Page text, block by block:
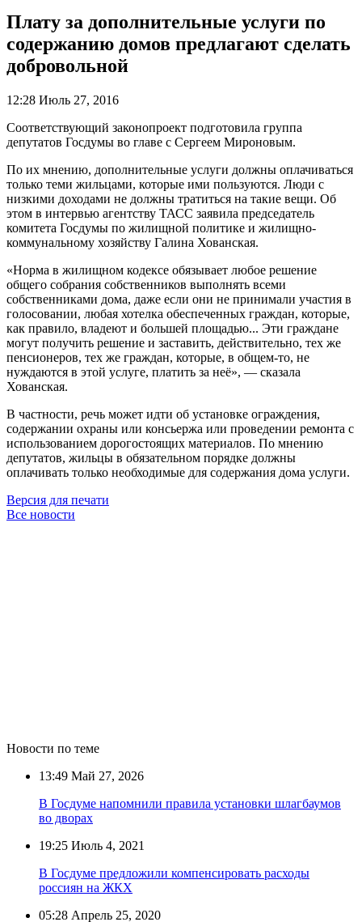
Плату за дополнительные услуги по
содержанию домов предлагают сделать
добровольной
12:28 Июль 27, 2016
Соответствующий законопроект подготовила группа
депутатов Госдумы во главе с Сергеем Мироновым.
По их мнению, дополнительные услуги должны оплачиваться
только теми жильцами, которые ими пользуются. Люди с
низкими доходами не должны тратиться на такие вещи. Об
этом в интервью агентству ТАСС заявила председатель
комитета Госдумы по жилищной политике и жилищно-
коммунальному хозяйству Галина Хованская.
«Норма в жилищном кодексе обязывает любое решение
общего собрания собственников выполнять всеми
собственниками дома, даже если они не принимали участия в
голосовании, любая хотелка обеспеченных граждан, которые,
как правило, владеют и большей площадью... Эти граждане
могут получить решение и заставить, действительно, тех же
пенсионеров, тех же граждан, которые, в общем-то, не
нуждаются в этой услуге, платить за неё», — сказала
Хованская.
В частности, речь может идти об установке ограждения,
содержании охраны или консьержа или проведении ремонта с
использованием дорогостоящих материалов. По мнению
депутатов, жильцы в обязательном порядке должны
оплачивать только необходимые для содержания дома услуги.
Версия для печати
Все новости
Новости по теме
13:49 Май 27, 2026
В Госдуме напомнили правила установки шлагбаумов
во дворах
19:25 Июль 4, 2021
В Госдуме предложили компенсировать расходы
россиян на ЖКХ
05:28 Апрель 25, 2020